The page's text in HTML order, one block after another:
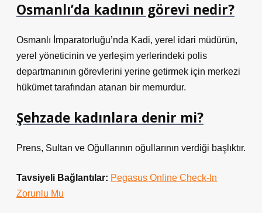
Osmanlı’da kadının görevi nedir?
Osmanlı İmparatorluğu’nda Kadi, yerel idari müdürün,
yerel yöneticinin ve yerleşim yerlerindeki polis
departmanının görevlerini yerine getirmek için merkezi
hükümet tarafından atanan bir memurdur.
Şehzade kadınlara denir mi?
Prens, Sultan ve Oğullarının oğullarının verdiği başlıktır.
Tavsiyeli Bağlantılar: Pegasus Online Check-In
Zorunlu Mu